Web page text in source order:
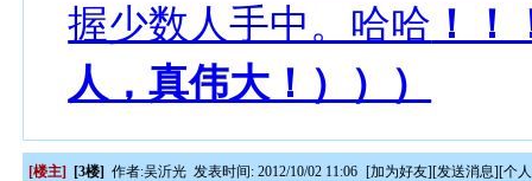
握少数人手中。哈哈 ！
人，真伟大！）））
[楼主] [3楼] 作者:吴沂光 发表时间: 2012/10/02 11:06 [加为好友][发送消息][个